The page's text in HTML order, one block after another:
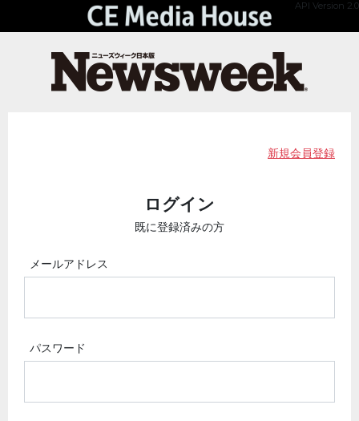
API Version 2.0
新規会員登録
ログイン
既に登録済みの方
メールアドレス
パスワード